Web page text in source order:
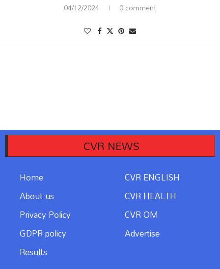
04/12/2024 0 comment
CVR NEWS
Home
CVR ENGLISH
About us
CVR HEALTH
Privacy Policy
CVR OM
GDPR policy
Advertise
Results